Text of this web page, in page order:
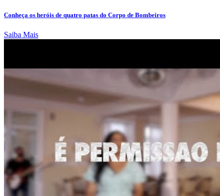
Conheça os heróis de quatro patas do Corpo de Bombeiros
Saiba Mais